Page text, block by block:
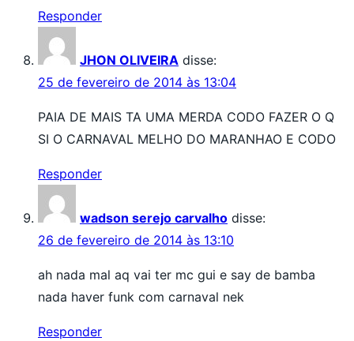
Responder
JHON OLIVEIRA disse:
25 de fevereiro de 2014 às 13:04
PAIA DE MAIS TA UMA MERDA CODO FAZER O Q
SI O CARNAVAL MELHO DO MARANHAO E CODO
Responder
wadson serejo carvalho disse:
26 de fevereiro de 2014 às 13:10
ah nada mal aq vai ter mc gui e say de bamba
nada haver funk com carnaval nek
Responder